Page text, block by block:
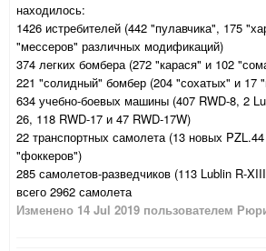
находилось:
1426 истребителей (442 "пулавчика", 175
"мессеров" различных модификаций)
374 легких бомбера (272 "карася" и 102
221 "солидный" бомбер (204 "сохатых" и 17
634 учебно-боевых машины (407 RWD-8, 2
26, 118 RWD-17 и 47 RWD-17W)
22 транспортных самолета (13 новых
"фоккеров")
285 самолетов-разведчиков (113 Lublin R-
всего 2962 самолета
Изменено 14 Jul 2019 пользователем